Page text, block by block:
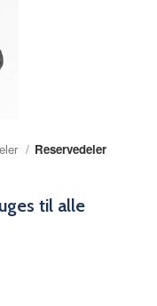
Reservedeler
til alle